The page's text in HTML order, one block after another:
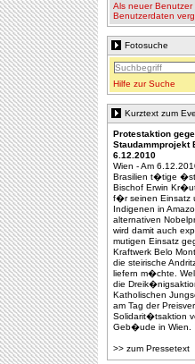
Als neuer Benutzer
Benutzerdaten
Fotosuche
Hilfe zur Suche
Kurztext zum
Protestaktion
Staudammprojekt
6.12.2010
Wien - Am
Brasilien t�tige
Bischof Erwin
f�r seinen Einsatz
Indigenen in
alternativen
wird damit auch
mutigen Einsatz
Kraftwerk Belo
die steirische
liefern m�chte.
die
Katholischen
am Tag der
Solidarit�tsaktion
Geb�ude in Wien.
>> zum Pressetext